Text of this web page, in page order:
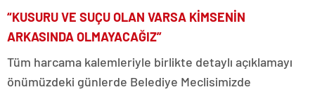
“KUSURU VE SUÇU OLAN VARSA KİMSENİN
ARKASINDA OLMAYACAĞIZ”
Tüm harcama kalemleriyle birlikte detaylı açıklamayı
önümüzdeki günlerde Belediye Meclisimizde